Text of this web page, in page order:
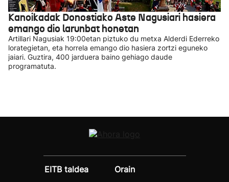
Kanoikadak Donostiako Aste Nagusiari hasiera
emango dio larunbat honetan
Artillari Nagusiak 19:00etan piztuko du metxa Alderdi Ederreko
lorategietan, eta horrela emango dio hasiera zortzi eguneko
jaiari. Guztira, 400 jarduera baino gehiago daude
programatuta.
EITB taldea
Orain